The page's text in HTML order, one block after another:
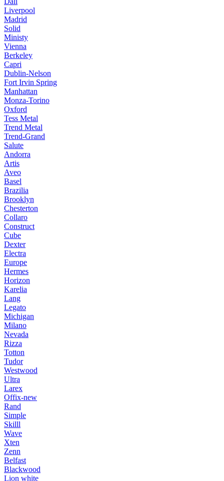
Liverpool
Madrid
Solid
Ministy
Vienna
Berkeley
Capri
Dublin-Nelson
Fort Irvin Spring
Manhattan
Monza-Torino
Oxford
Tess Metal
Trend Metal
Trend-Grand
Salute
Andorra
Artis
Aveo
Basel
Brazilia
Brooklyn
Chesterton
Collaro
Construct
Cube
Dexter
Electra
Europe
Hermes
Horizon
Karelia
Lang
Legato
Michigan
Milano
Nevada
Rizza
Totton
Tudor
Westwood
Ultra
Larex
Offix-new
Rand
Simple
Skilll
Wave
Xten
Zenn
Belfast
Blackwood
Lion white